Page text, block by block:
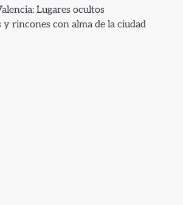
Lugares ocultos
rincones con alma de la ciudad